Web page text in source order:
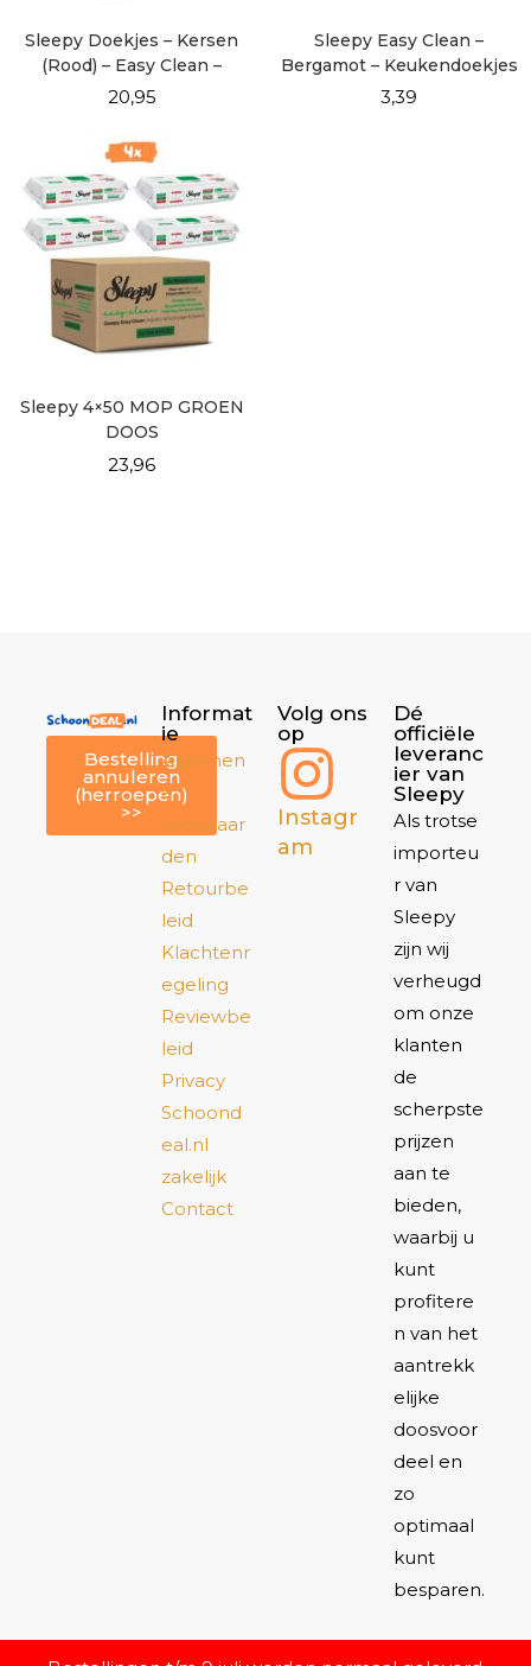
Sleepy Doekjes – Kersen
(Rood) – Easy Clean –
DOOSVOORDEEL 6×100
20,95
Sleepy Easy Clean –
Bergamot – Keukendoekjes
Food Contact – 50 Vellen
3,39
Sleepy 4×50 MOP GROEN
DOOS
23,96
Bestelling
annuleren
(herroepen)
>>
Informat
ie
Algemen
e
voorwaar
den
Retourbe
leid
Klachtenr
egeling
Reviewbe
leid
Privacy
Schoond
eal.nl
zakelijk
Contact
Volg ons
op
Instagr
am
Dé
officiële
leveranc
ier van
Sleepy
Als trotse
importeu
r van
Sleepy
zijn wij
verheugd
om onze
klanten
de
scherpste
prijzen
aan te
bieden,
waarbij u
kunt
profitere
n van het
aantrekk
elijke
doosvoor
deel en
zo
optimaal
kunt
besparen.